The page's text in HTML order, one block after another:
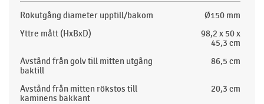
Rökutgång diameter upptill/bakom
Ø150 mm
Yttre mått (HxBxD)
98,2 x 50 x
45,3 cm
Avstånd från golv till mitten utgång
baktill
86,5 cm
Avstånd från mitten rökstos till
kaminens bakkant
20,3 cm